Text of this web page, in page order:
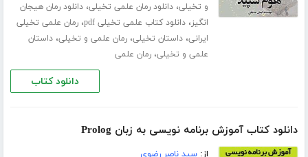
و تخیلی،دانلود رمان علمی تخیلی،دانلود رمان هیجان
انگیز،دانلود کتاب علمی تخیلی pdf ،رمان علمی تخیلی
ایرانی،داستان تخیلی،رمان علمی و تخیلی،داستان
علمی و تخیلی،رمان علمی
دانلود کتاب
دانلود کتاب آموزش برنامه نویسی به زبان Prolog
از:سید ناصر رضوی